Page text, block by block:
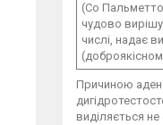
(Со
чудово
числі, надає
Причиною
виділяється